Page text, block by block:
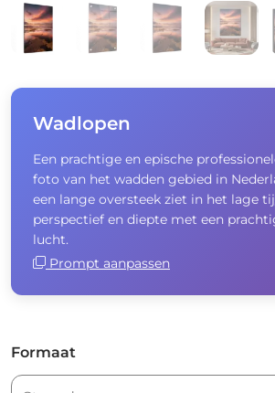
Wadlopen
Een prachtige en epische
foto van het wadden gebied in
een lange oversteek ziet in het lage
perspectief en diepte met een
lucht.
Prompt aanpassen
Formaat